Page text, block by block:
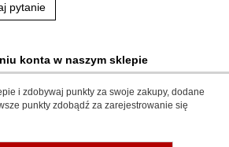
pytanie
konta w naszym sklepie
i zdobywaj punkty za swoje zakupy, dodane
punkty zdobądź za zarejestrowanie się